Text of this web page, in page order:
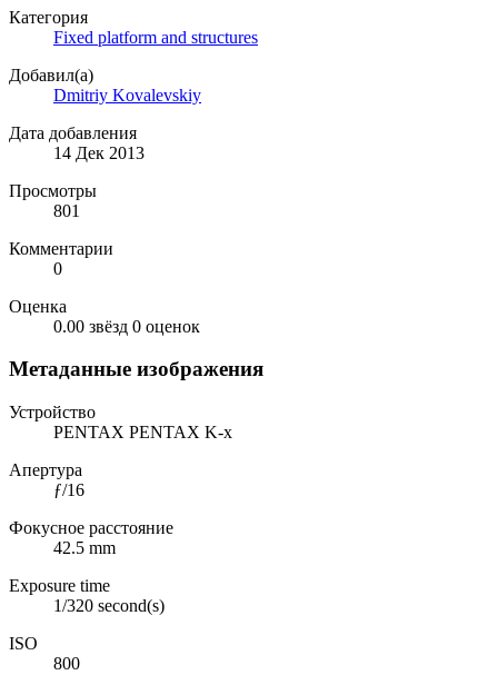
Категория
Fixed platform and structures
Добавил(а)
Dmitriy Kovalevskiy
Дата добавления
14 Дек 2013
Просмотры
801
Комментарии
0
Оценка
0.00 звёзд 0 оценок
Метаданные изображения
Устройство
PENTAX PENTAX K-x
Апертура
ƒ/16
Фокусное расстояние
42.5 mm
Exposure time
1/320 second(s)
ISO
800